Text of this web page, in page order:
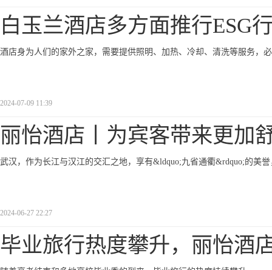
白玉兰酒店多方面推行ESG
酒店身为人们的家外之家，需要提供照明、加热、冷却、清洗等服务，
2024-07-09 11:39
丽怡酒店丨为宾客带来更加
武汉，作为长江与汉江的交汇之地，享有&ldquo;九省通衢&rdquo;的美
2024-06-27 22:27
毕业旅行热度攀升，丽怡酒